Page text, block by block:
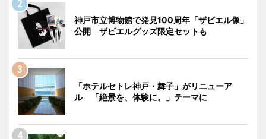
神戸市立博物館で発見100周年「ザビエル像」
公開 ザビエルグッズ限定セットも
「ホテルセトレ神戸・舞子」がリニューア
ル 「絶景を、体験に。」テーマに